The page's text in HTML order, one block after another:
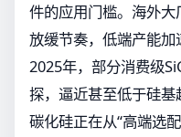
件的应用门槛。海外
放缓节奏，低端产能加
2025年，部分消费级
探，逼近甚至低于硅
碳化硅正在从“高端选